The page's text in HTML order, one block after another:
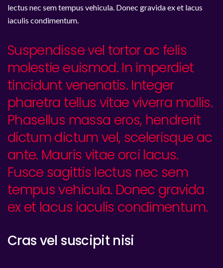
lectus nec sem tempus vehicula. Donec gravida ex et lacus
iaculis condimentum.
Suspendisse vel tortor ac felis
molestie euismod. In imperdiet
tincidunt venenatis. Integer
pharetra tellus vitae viverra mollis.
Phasellus massa eros, hendrerit
dictum dictum vel, scelerisque ac
ante. Mauris vitae orci lacus.
Fusce sagittis lectus nec sem
tempus vehicula. Donec gravida
ex et lacus iaculis condimentum.
Cras vel suscipit nisi